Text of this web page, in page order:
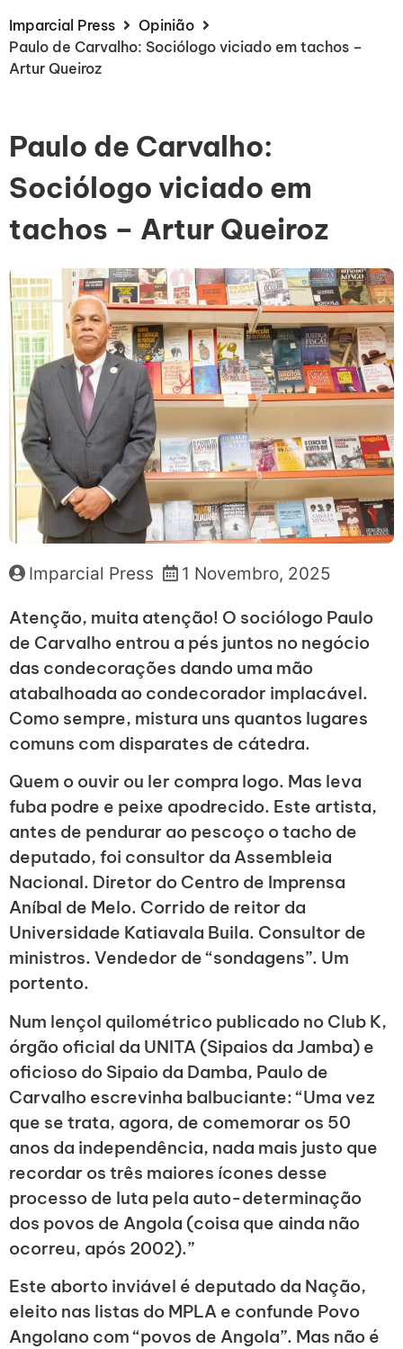
Imparcial Press
Opinião
Paulo de Carvalho: Sociólogo viciado em tachos –
Artur Queiroz
Paulo de Carvalho:
Sociólogo viciado em
tachos – Artur Queiroz
Imparcial Press 1 Novembro, 2025
Atenção, muita atenção! O sociólogo Paulo
de Carvalho entrou a pés juntos no negócio
das condecorações dando uma mão
atabalhoada ao condecorador implacável.
Como sempre, mistura uns quantos lugares
comuns com disparates de cátedra.
Quem o ouvir ou ler compra logo. Mas leva
fuba podre e peixe apodrecido. Este artista,
antes de pendurar ao pescoço o tacho de
deputado, foi consultor da Assembleia
Nacional. Diretor do Centro de Imprensa
Aníbal de Melo. Corrido de reitor da
Universidade Katiavala Buila. Consultor de
ministros. Vendedor de “sondagens”. Um
portento.
Num lençol quilométrico publicado no Club K,
órgão oficial da UNITA (Sipaios da Jamba) e
oficioso do Sipaio da Damba, Paulo de
Carvalho escrevinha balbuciante: “Uma vez
que se trata, agora, de comemorar os 50
anos da independência, nada mais justo que
recordar os três maiores ícones desse
processo de luta pela auto-determinação
dos povos de Angola (coisa que ainda não
ocorreu, após 2002).”
Este aborto inviável é deputado da Nação,
eleito nas listas do MPLA e confunde Povo
Angolano com “povos de Angola”. Mas não é